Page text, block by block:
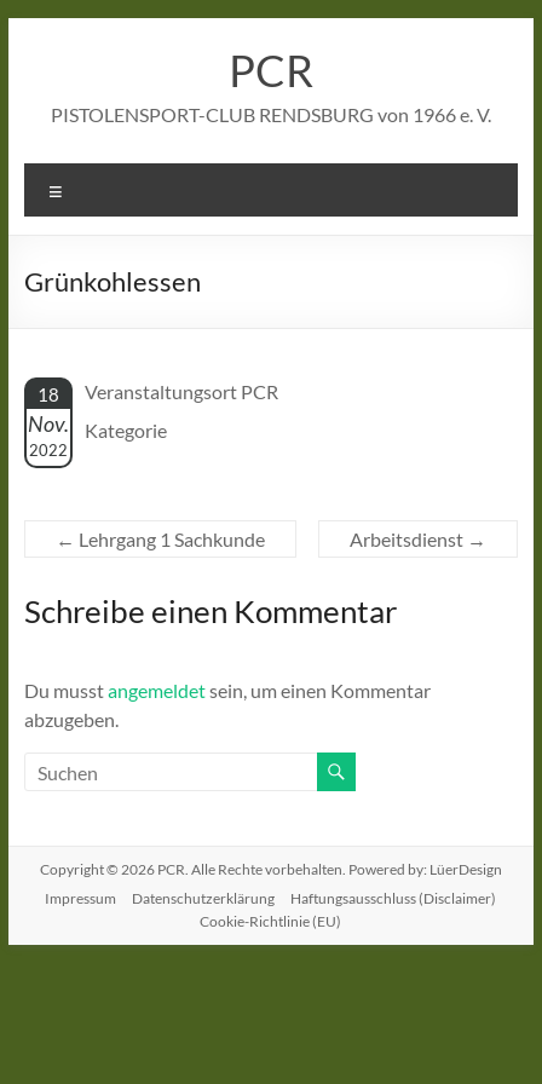
PCR
PISTOLENSPORT-CLUB RENDSBURG von 1966 e. V.
Grünkohlessen
18
Nov.
2022
Veranstaltungsort PCR
Kategorie
← Lehrgang 1 Sachkunde Arbeitsdienst →
Schreibe einen Kommentar
Du musstangemeldetsein, um einen Kommentar
abzugeben.
Copyright © 2026 PCR. Alle Rechte vorbehalten. Powered by: LüerDesign
Impressum
Datenschutzerklärung
Haftungsausschluss (Disclaimer)
Cookie-Richtlinie (EU)